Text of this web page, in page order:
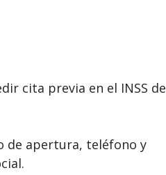
cita previa en el INSS de
de apertura, teléfono y